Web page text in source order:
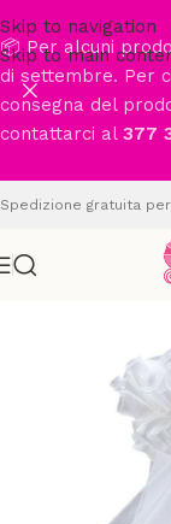
Skip to navigation
Skip to main
📦 Per alcuni
di settembre. Per
consegna del
contattarci al 377
Spedizione gratuita